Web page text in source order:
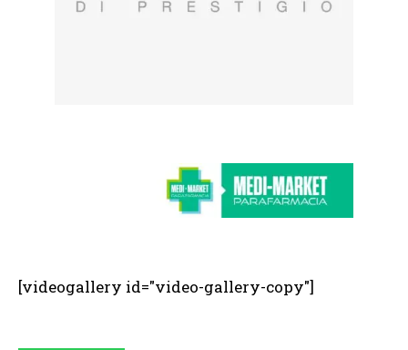
[videogallery id="video-gallery-copy"]